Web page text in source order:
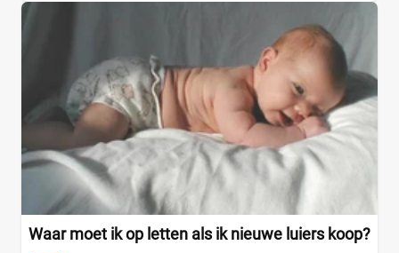
Waar moet ik op letten als ik nieuwe luiers koop?